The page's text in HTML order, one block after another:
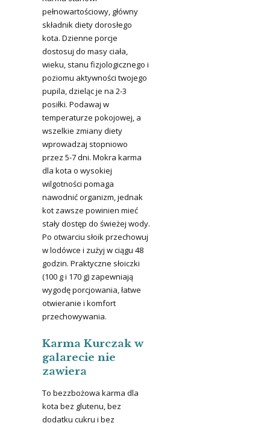
pełnowartościowy, główny
składnik diety dorosłego
kota. Dzienne porcje
dostosuj do masy ciała,
wieku, stanu fizjologicznego i
poziomu aktywności twojego
pupila, dzieląc je na 2-3
posiłki. Podawaj w
temperaturze pokojowej, a
wszelkie zmiany diety
wprowadzaj stopniowo
przez 5-7 dni. Mokra karma
dla kota o wysokiej
wilgotności pomaga
nawodnić organizm, jednak
kot zawsze powinien mieć
stały dostęp do świeżej wody.
Po otwarciu słoik przechowuj
w lodówce i zużyj w ciągu 48
godzin. Praktyczne słoiczki
(100 g i 170 g) zapewniają
wygodę porcjowania, łatwe
otwieranie i komfort
przechowywania.
Karma Kurczak w
galarecie nie
zawiera
To bezzbożowa karma dla
kota bez glutenu, bez
dodatku cukru i bez